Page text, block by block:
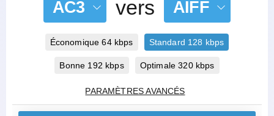
AC3 vers AIFF
Économique 64 kbps Standard 128 kbps
Bonne 192 kbps Optimale 320 kbps
PARAMÈTRES AVANCÉS